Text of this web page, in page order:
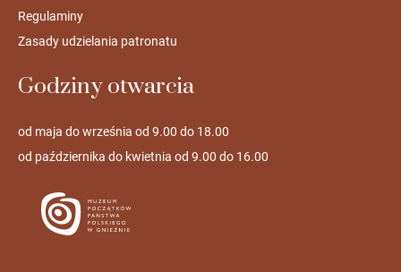
Regulaminy
Zasady udzielania patronatu
Godziny otwarcia
od maja do września od 9.00 do 18.00
od października do kwietnia od 9.00 do 16.00